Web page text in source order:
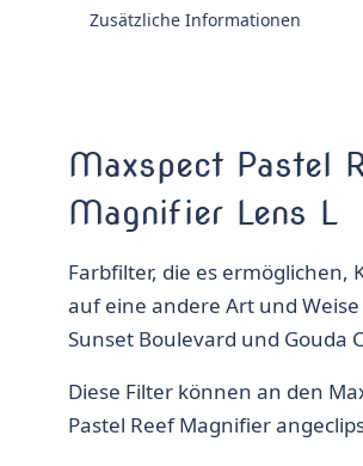
Zusätzliche Informationen
Maxspect Pastel
Magnifier Lens L
Farbfilter, die es ermöglichen,
auf eine andere Art und
Sunset Boulevard und Gouda
Diese Filter können an den
Pastel Reef Magnifier